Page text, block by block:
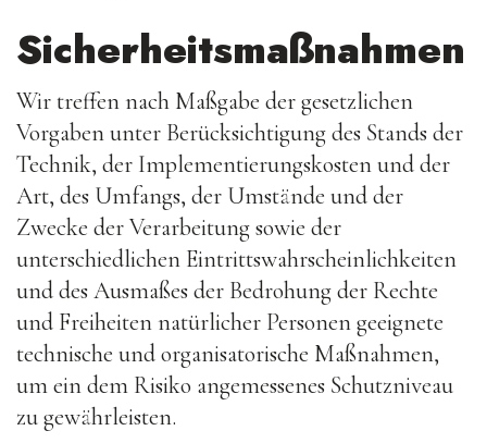
Sicherheitsmaßnahmen
Wir treffen nach Maßgabe der gesetzlichen
Vorgaben unter Berücksichtigung des Stands der
Technik, der Implementierungskosten und der
Art, des Umfangs, der Umstände und der
Zwecke der Verarbeitung sowie der
unterschiedlichen Eintrittswahrscheinlichkeiten
und des Ausmaßes der Bedrohung der Rechte
und Freiheiten natürlicher Personen geeignete
technische und organisatorische Maßnahmen,
um ein dem Risiko angemessenes Schutzniveau
zu gewährleisten.